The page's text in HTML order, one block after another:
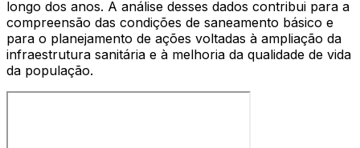
longo dos anos. A análise desses dados contribui para a
compreensão das condições de saneamento básico e
para o planejamento de ações voltadas à ampliação da
infraestrutura sanitária e à melhoria da qualidade de vida
da população.